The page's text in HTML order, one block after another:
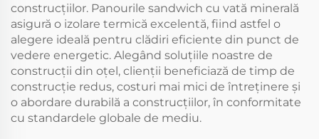
construcțiilor. Panourile sandwich cu vată minerală
asigură o izolare termică excelentă, fiind astfel o
alegere ideală pentru clădiri eficiente din punct de
vedere energetic. Alegând soluțiile noastre de
construcții din oțel, clienții beneficiază de timp de
construcție redus, costuri mai mici de întreținere și
o abordare durabilă a construcțiilor, în conformitate
cu standardele globale de mediu.